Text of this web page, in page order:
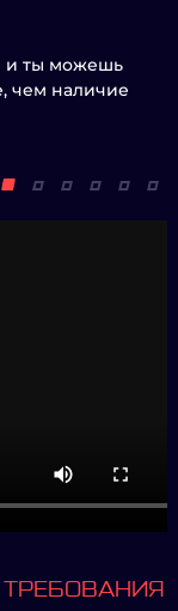
и ты можешь
чем наличие